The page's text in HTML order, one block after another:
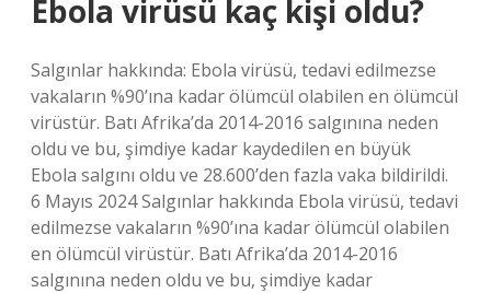
Ebola virüsü kaç kişi oldu?
Salgınlar hakkında: Ebola virüsü, tedavi edilmezse
vakaların %90’ına kadar ölümcül olabilen en ölümcül
virüstür. Batı Afrika’da 2014-2016 salgınına neden
oldu ve bu, şimdiye kadar kaydedilen en büyük
Ebola salgını oldu ve 28.600’den fazla vaka bildirildi.
6 Mayıs 2024 Salgınlar hakkında Ebola virüsü, tedavi
edilmezse vakaların %90’ına kadar ölümcül olabilen
en ölümcül virüstür. Batı Afrika’da 2014-2016
salgınına neden oldu ve bu, şimdiye kadar